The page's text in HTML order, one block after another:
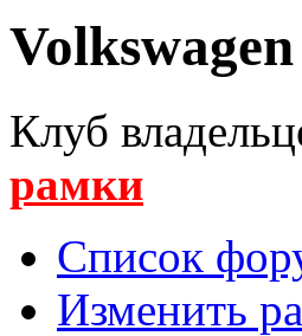
Клуб
рамки
Список
Изменить